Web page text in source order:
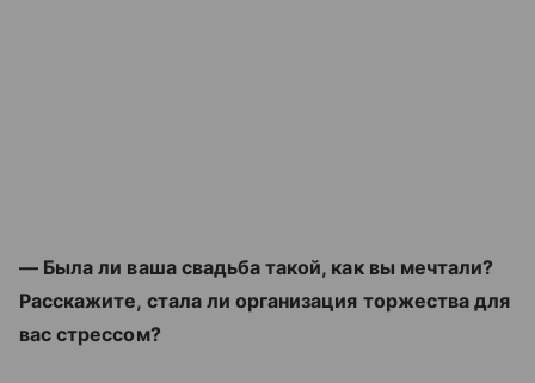
— Была ли ваша свадьба такой, как вы мечтали?
Расскажите, стала ли организация торжества для
вас стрессом?